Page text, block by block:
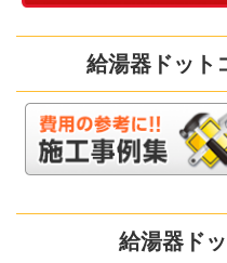
給湯器ドット
給湯器ド